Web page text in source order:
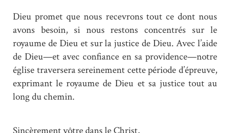
Dieu promet que nous recevrons tout ce dont nous
avons besoin, si nous restons concentrés sur le
royaume de Dieu et sur la justice de Dieu. Avec l’aide
de Dieu—et avec confiance en sa providence—notre
église traversera sereinement cette période d’épreuve,
exprimant le royaume de Dieu et sa justice tout au
long du chemin.